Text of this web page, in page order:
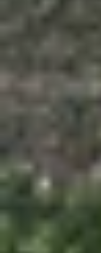
cách
pin lâu dài.
việc kích hoạt
Tại sao nên
Galaxy Z Fold 7
di chuyển xa
Kéo dài
tin, lướt